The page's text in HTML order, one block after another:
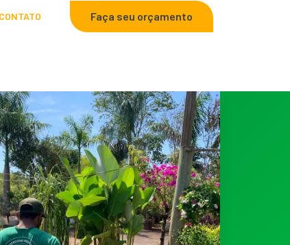
CONTATO Faça seu orçamento